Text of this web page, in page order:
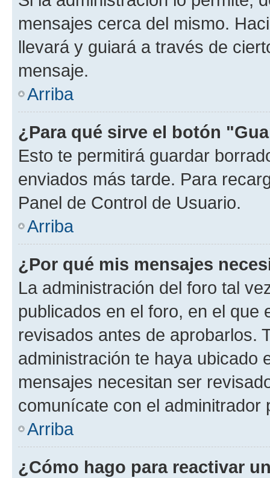
mensajes cerca del mismo.
llevará y guiará a través de
mensaje.
Arriba
¿Para qué sirve el botón
Esto te permitirá guardar
enviados más tarde. Para
Panel de Control de Usuario.
Arriba
¿Por qué mis mensajes
La administración del foro tal
publicados en el foro, en el
revisados antes de aprobarlos.
administración te haya ubicado
mensajes necesitan ser
comunícate con el
Arriba
¿Cómo hago para reactivar